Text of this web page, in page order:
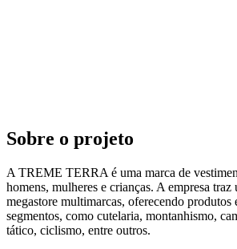
Sobre o projeto
A TREME TERRA é uma marca de
homens, mulheres e crianças. A empresa
megastore multimarcas, oferecendo
segmentos, como cutelaria, montanhismo,
tático, ciclismo, entre outros.